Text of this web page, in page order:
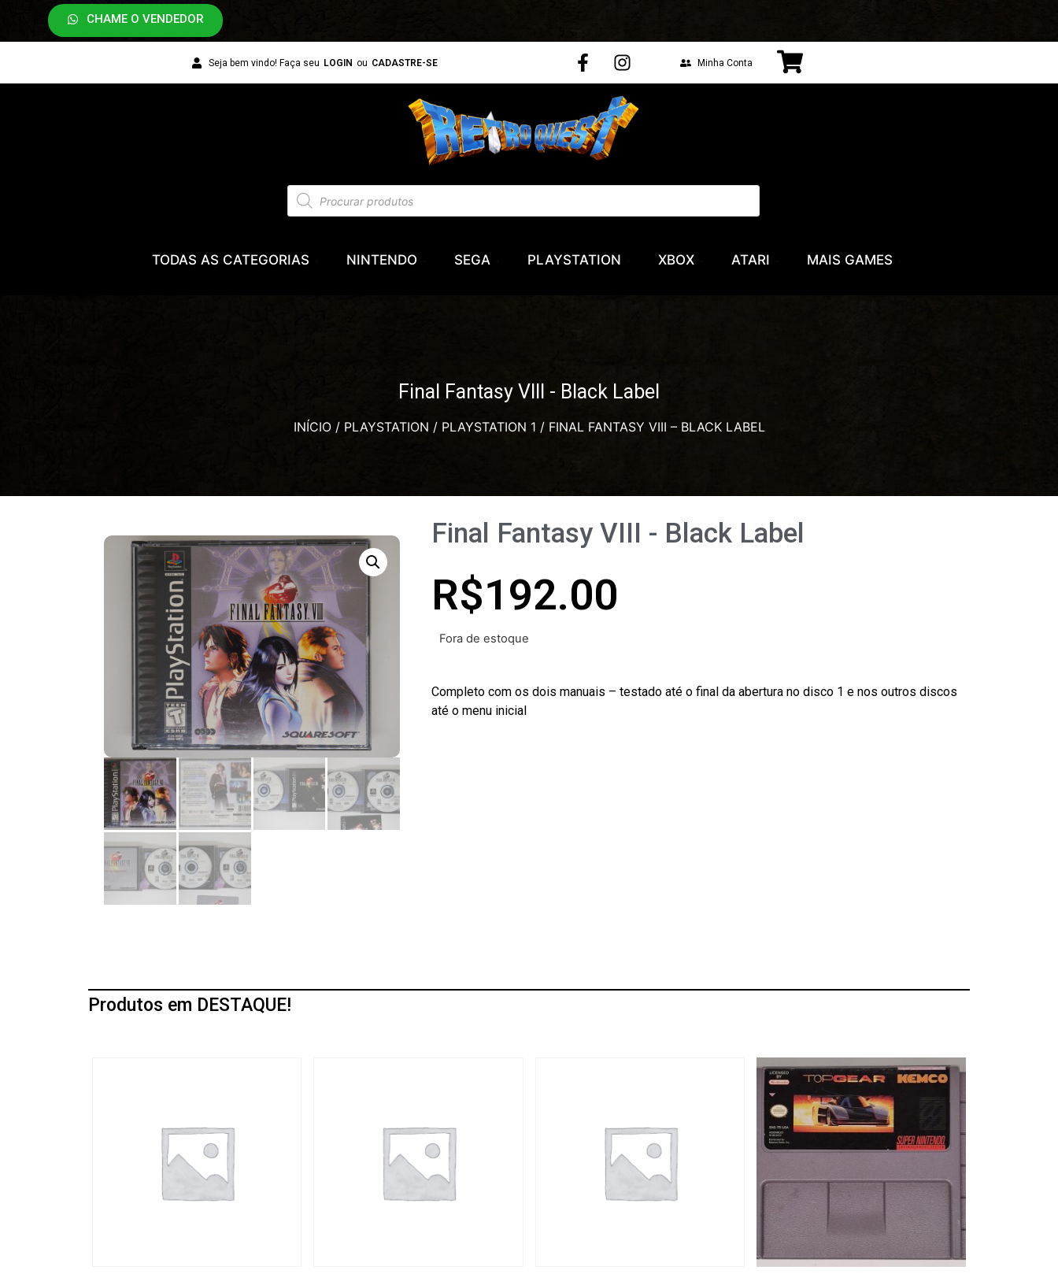
CHAME O VENDEDOR
Seja bem vindo! Faça seu LOGIN ou CADASTRE-SE Minha Conta
TODAS AS CATEGORIAS NINTENDO SEGA PLAYSTATION XBOX ATARI MAIS GAMES
Final Fantasy VIII - Black Label
INÍCIO/ PLAYSTATION / PLAYSTATION 1 / FINAL FANTASY VIII – BLACK LABEL
Final Fantasy VIII - Black Label
R$192.00
Fora de estoque
Completo com os dois manuais – testado até o final da abertura no disco 1 e nos outros discos
até o menu inicial
Produtos em DESTAQUE!